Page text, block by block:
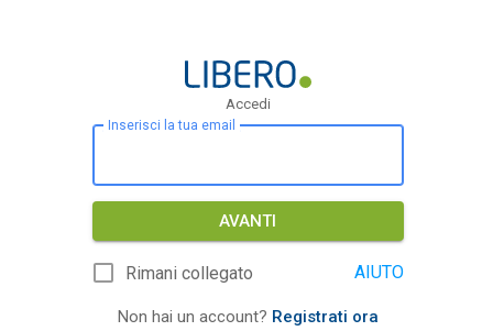
Accedi
Inserisci la tua email
AVANTI
Rimani collegato AIUTO
Non hai un account? Registrati ora